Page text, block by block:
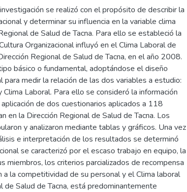
se realizó con el propósito de describir la
y determinar su influencia en la variable clima
de Salud de Tacna. Para ello se estableció la
Organizacional influyó en el Clima Laboral de
Regional de Salud de Tacna, en el año 2008.
básico o fundamental, adoptándose el diseño
para medir la relación de las dos variables a estudio:
Clima Laboral. Para ello se consideró la información
de dos cuestionarios aplicados a 118
en la Dirección Regional de Salud de Tacna. Los
y analizaron mediante tablas y gráficos. Una vez
e interpretación de los resultados se determinó
se caracterizó por el escaso trabajo en equipo, la
miembros, los criterios parcializados de recompensa
a la competitividad de su personal y el Clima laboral
de Salud de Tacna, está predominantemente